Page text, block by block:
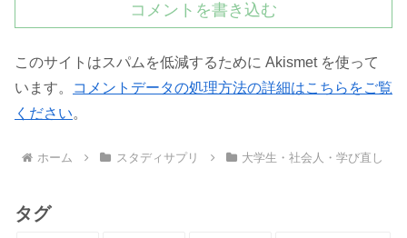
コメントを書き込む
このサイトはスパムを低減するために Akismet を使って
います。
コメントデータの処理方法の詳細はこちらをご覧
ください。
ホーム スタディサプリ 大学生・社会人・学び直し
タグ